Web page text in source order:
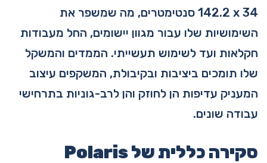
142.2 x 34 סנטימטרים, מה שמשפר את
השימושיות שלו עבור מגוון יישומים, החל מעבודות
חקלאות ועד לשימוש תעשייתי. הממדים והמשקל
שלו תומכים ביציבות ובקיבולת, המשקפים עיצוב
המעניק עדיפות הן לחוזק והן לרב-גוניות בתרחישי
עבודה שונים.
סקירה כללית של Polaris